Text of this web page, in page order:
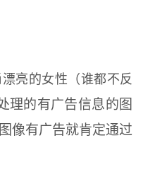
亮的女性（谁都不反
理的有广告信息的图
像有广告就肯定通过